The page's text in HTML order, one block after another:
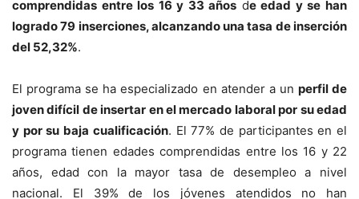
comprendidas entre los 16 y 33 años de edad y se han
logrado 79 inserciones, alcanzando una tasa de inserción
del 52,32%.
El programa se ha especializado en atender a un perfil de
joven difícil de insertar en el mercado laboral por su edad
y por su baja cualificación. El 77% de participantes en el
programa tienen edades comprendidas entre los 16 y 22
años, edad con la mayor tasa de desempleo a nivel
nacional. El 39% de los jóvenes atendidos no han